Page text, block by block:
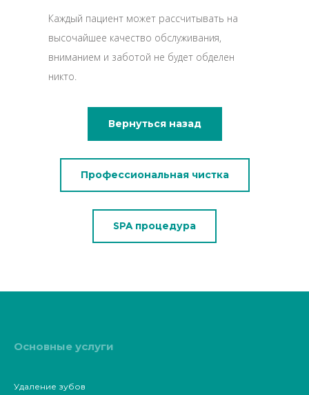
Каждый пациент может рассчитывать на
высочайшее качество обслуживания,
вниманием и заботой не будет обделен
никто.
Вернуться назад
Профессиональная чистка
SPA процедура
Основные услуги
Удаление зубов